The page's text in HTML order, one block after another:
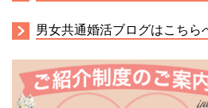
男女共通婚活ブログはこちら